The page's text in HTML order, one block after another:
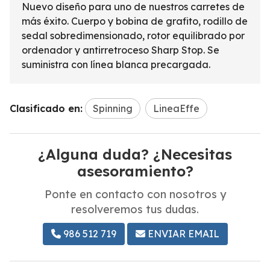
Nuevo diseño para uno de nuestros carretes de
más éxito. Cuerpo y bobina de grafito, rodillo de
sedal sobredimensionado, rotor equilibrado por
ordenador y antirretroceso Sharp Stop. Se
suministra con línea blanca precargada.
Clasificado en: Spinning LineaEffe
¿Alguna duda? ¿Necesitas
asesoramiento?
Ponte en contacto con nosotros y
resolveremos tus dudas.
986 512 719 ENVIAR EMAIL